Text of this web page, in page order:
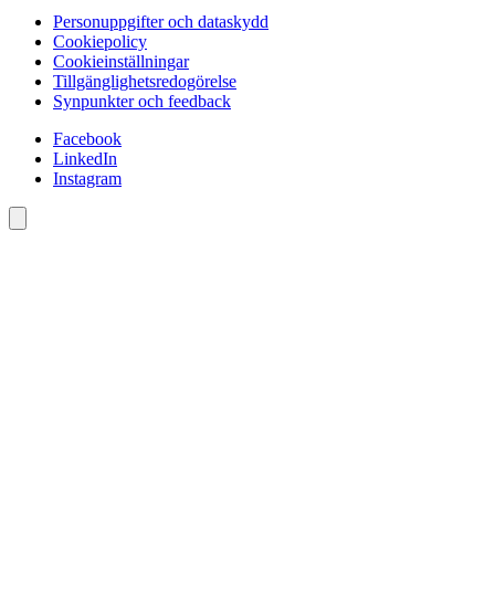
Personuppgifter och dataskydd
Cookiepolicy
Cookieinställningar
Tillgänglighetsredogörelse
Synpunkter och feedback
Facebook
LinkedIn
Instagram